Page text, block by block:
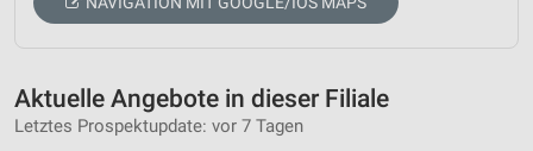
Aktuelle Angebote in dieser Filiale
Letztes Prospektupdate: vor 7 Tagen